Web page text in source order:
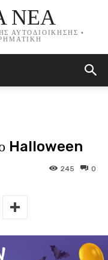
ΝΕΑ
ΑΥΤΟΔΙΟΙΚΗΣΗΣ •
Halloween
0
245